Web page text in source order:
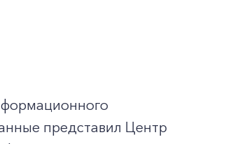
представил Центр